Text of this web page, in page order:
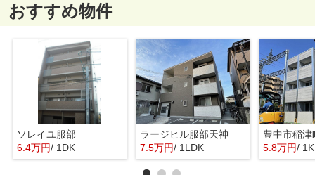
おすすめ物件
ソレイユ服部
6.4万円/ 1DK
ラージヒル服部天神
7.5万円/ 1LDK 5.8万円/ 1K